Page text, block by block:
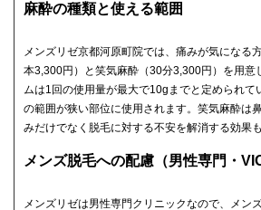
麻酔の種類と使える範囲
メンズリゼ京都河原町院では、痛みが気になる
本3,300円）と笑気麻酔（30分3,300円）を用意
ムは1回の使用量が最大で10gまでと定められて
の範囲が狭い部位に使用されます。笑気麻酔は
みだけでなく脱毛に対する不安を解消する効果
メンズ脱毛への配慮（男性専門・
メンズリゼは男性専門クリニックなので、メン